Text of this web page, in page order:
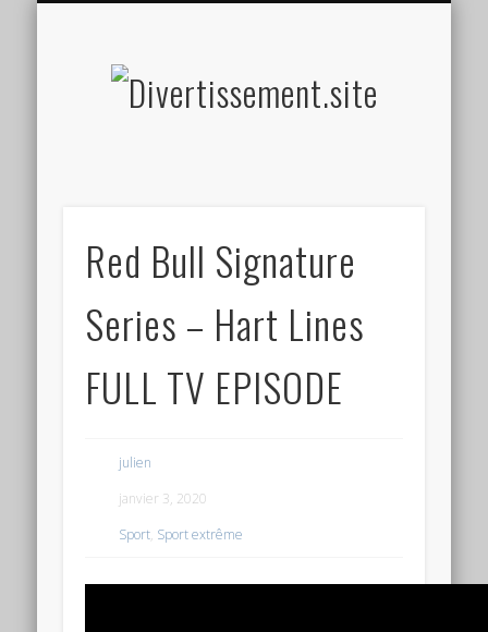
Red Bull Signature
Series – Hart Lines
FULL TV EPISODE
julien
janvier 3, 2020
Sport, Sport extrême